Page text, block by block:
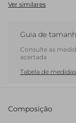
Ver similares
Guia de
Consulte as
acertada
Tabela de medidas
Composição